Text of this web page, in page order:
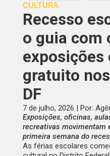
CULTURA
Recesso
o guia com
exposições
gratuito
DF
7 de julho, 2026 | Por:
Exposições, oficinas,
recreativas movimentam
primeira semana do
As férias escolares